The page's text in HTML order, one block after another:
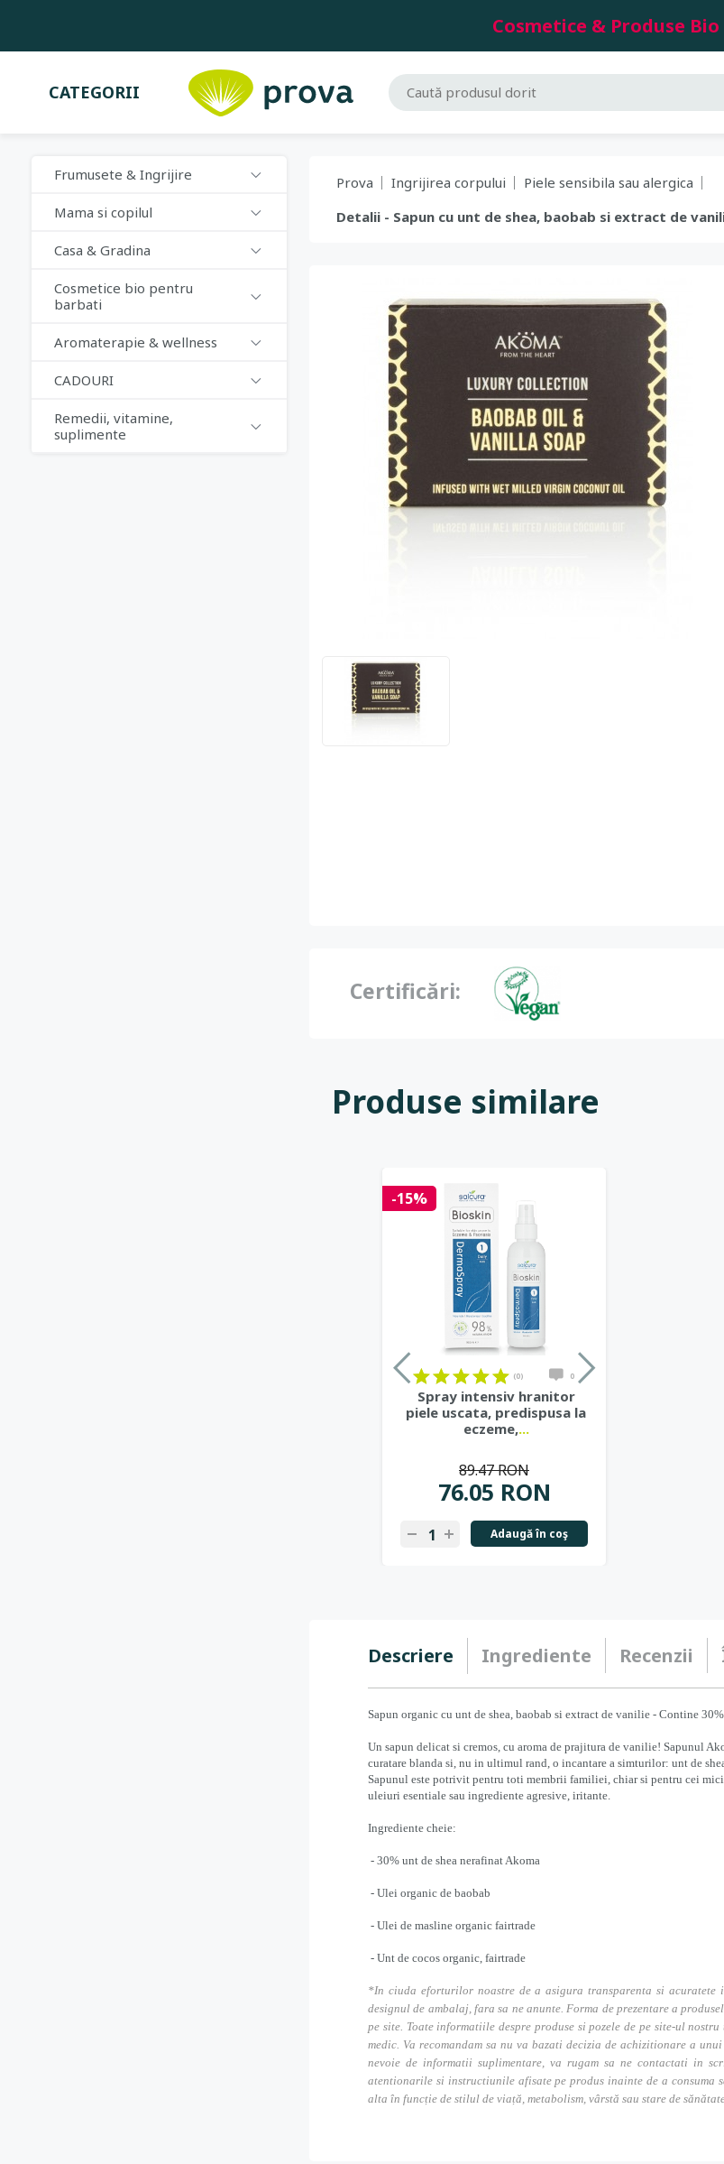
Cosmetice & Produse Bio
CATEGORII
Frumusete & Ingrijire
Mama si copilul
Casa & Gradina
Cosmetice bio pentru
barbati
Aromaterapie & wellness
CADOURI
Remedii, vitamine,
suplimente
Prova Ingrijirea corpului
Piele sensibila sau alergica
Detalii - Sapun cu unt de shea, baobab si extract de
Certificări:
Produse similare
-15%
(0) 0
Spray intensiv hranitor
piele uscata, predispusa la
eczeme,...
76.05 RON
89.47 RON
Adaugă în coş
Descriere Ingrediente Recenzii
Sapun organic cu unt de shea, baobab si extract de vanilie - Contine 30%
Un sapun delicat si cremos, cu aroma de prajitura de vanilie! Sapunul
curatare blanda si, nu in ultimul rand, o incantare a simturilor: unt de
Sapunul este potrivit pentru toti membrii familiei, chiar si pentru cei
uleiuri esentiale sau ingrediente agresive, iritante.
Ingrediente cheie:
- 30% unt de shea nerafinat Akoma
- Ulei organic de baobab
- Ulei de masline organic fairtrade
- Unt de cocos organic, fairtrade
*In ciuda eforturilor noastre de a asigura transparenta si
designul de ambalaj, fara sa ne anunte. Forma de prezentare a
pe site. Toate informatiile despre produse si pozele de pe site-ul
medic. Va recomandam sa nu va bazati decizia de achizitionare a
nevoie de informatii suplimentare, va rugam sa ne contactati in
atentionarile si instructiunile afisate pe produs inainte de a consuma
alta în funcție de stilul de viață, metabolism, vârstă sau stare de